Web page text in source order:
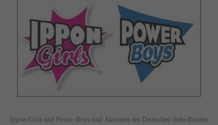
Ippon-Girls und Power-Boys sind Aktionen des Deutschen-Judo-Bundes